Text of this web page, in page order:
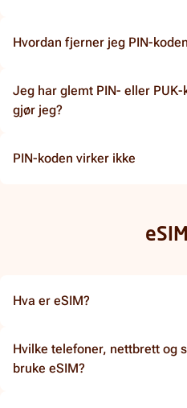
Hvordan fjerner jeg PIN-
Jeg har glemt PIN- eller
gjør jeg?
PIN-koden virker ikke
eSIM
Hva er eSIM?
Hvilke telefoner, nettbrett og
bruke eSIM?